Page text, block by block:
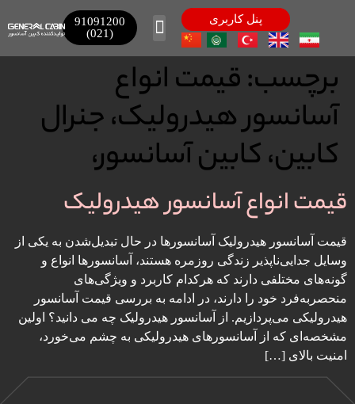
پنل کاربری
91091200
(021)
برچسب:قیمت انواع
آسانسور هیدرولیک، جنرال
کابین، کابین آسانسور،
قیمت انواع آسانسور هیدرولیک
قیمت آسانسور هیدرولیک آسانسورها در حال تبدیل‌شدن به یکی از
وسایل جدایی‌ناپذیر زندگی روزمره هستند، آسانسورها انواع و
گونه‌های مختلفی دارند که هرکدام کاربرد و ویژگی‌های
منحصربه‌فرد خود را دارند، در ادامه به بررسی قیمت آسانسور
هیدرولیکی می‌پردازیم. از آسانسور هیدرولیک چه می دانید؟ اولین
مشخصه‌ای که از آسانسورهای هیدرولیکی به چشم می‌خورد،
امنیت بالای […]